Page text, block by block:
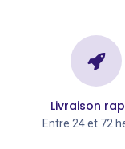
Livraison
Entre 24 et 72